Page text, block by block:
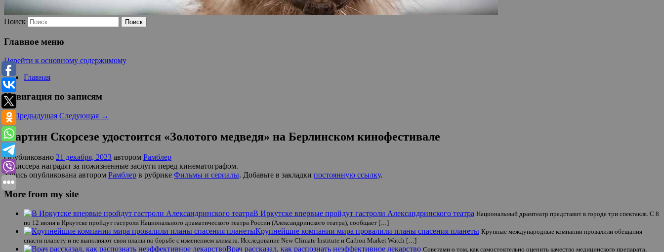
Поиск
Главное меню
Перейти к основному содержимому
Главная
Навигация по записям
←Предыдущая Следующая →
Мартин Скорсезе удостоится «Золотого медведя» на Берлинском кинофестивале
Опубликовано 21 декабря, 2023 автором Рамблер
Режиссера наградят за пожизненные заслуги перед кинематографом.
Запись опубликована автором Рамблер в рубрике Фильмы и сериалы. Добавьте в закладки постоянную ссылку.
More from my site
В Иркутске впервые пройдут гастроли Александринского театра Национальный драмтеатр представит в городе три спектакля. С 8
по 12 июня в Иркутске пройдут гастроли Национального драматического театра России (Александринского театра), сообщает […]
Крупнейшие компании мира провалили планы спасения планеты Крупные международные компании провалили обещания
спасти планету и не выполняют свои планы по борьбе с изменением климата. Исследование New Climate Institute и Carbon Market Watch […]
Врач рассказал, как распознать неэффективное лекарство Советами о том, как самостоятельно оценить качество медицинского препарата,